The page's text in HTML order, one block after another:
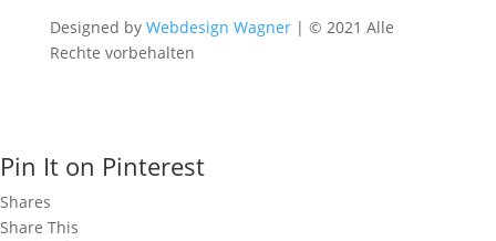
Designed by Webdesign Wagner| © 2021 Alle
Rechte vorbehalten
Pin It on Pinterest
Shares
Share This